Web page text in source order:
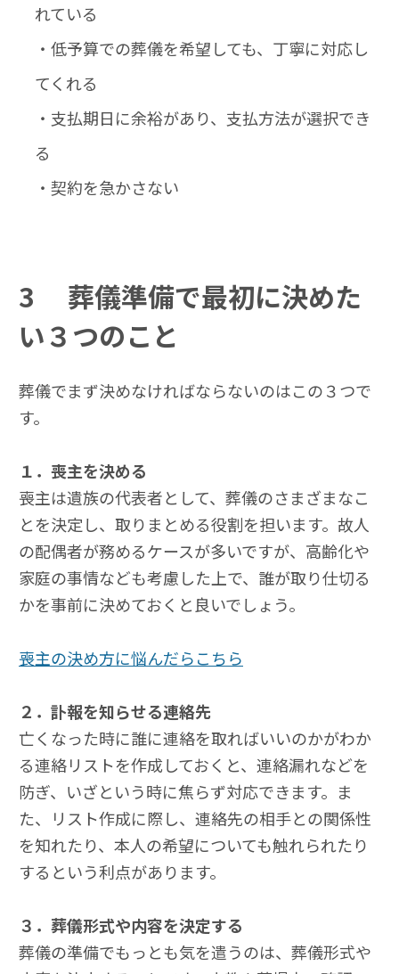
れている
・低予算での葬儀を希望しても、丁寧に対応し
てくれる
・支払期日に余裕があり、支払方法が選択でき
る
・契約を急かさない
3
葬儀準備で最初に決めた
い３つのこと
葬儀でまず決めなければならないのはこの３つで
す。
１．喪主を決める
喪主は遺族の代表者として、葬儀のさまざまなこ
とを決定し、取りまとめる役割を担います。故人
の配偶者が務めるケースが多いですが、高齢化や
家庭の事情なども考慮した上で、誰が取り仕切る
かを事前に決めておくと良いでしょう。
喪主の決め方に悩んだらこちら
２．訃報を知らせる連絡先
亡くなった時に誰に連絡を取ればいいのかがわか
る連絡リストを作成しておくと、連絡漏れなどを
防ぎ、いざという時に焦らず対応できます。ま
た、リスト作成に際し、連絡先の相手との関係性
を知れたり、本人の希望についても触れられたり
するという利点があります。
３．葬儀形式や内容を決定する
葬儀の準備でもっとも気を遣うのは、葬儀形式や